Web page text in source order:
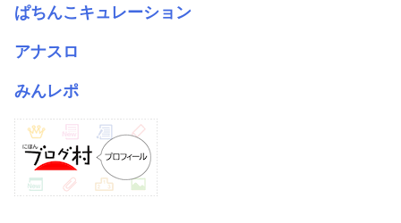
ぱちんこキュレーション
アナスロ
みんレポ